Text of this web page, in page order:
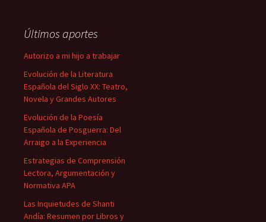
Últimos aportes
Autorizo a mi hijo a trabajar
Evolución de la Literatura
Española del Siglo XX: Teatro,
Novela y Grandes Autores
Evolución de la Poesía
Española de Posguerra: Del
Arraigo a la Experiencia
Estrategias de Comprensión
Lectora, Argumentación y
Normativa APA
Las Inquietudes de Shanti
Andía: Resumen por Libros y